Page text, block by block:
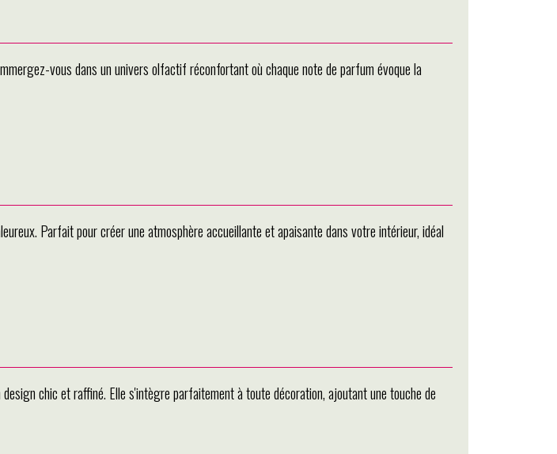
vous dans un univers olfactif réconfortant où chaque note de parfum évoque la
Parfait pour créer une atmosphère accueillante et apaisante dans votre intérieur, idéal
chic et raffiné. Elle s'intègre parfaitement à toute décoration, ajoutant une touche de